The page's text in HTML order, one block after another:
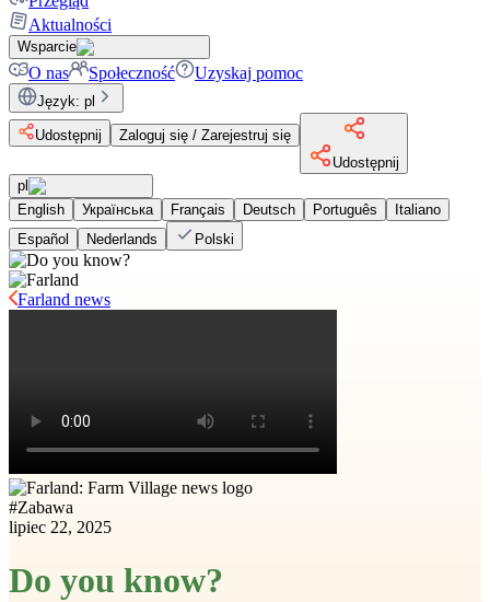
Aktualności
Wsparcie
O nas Społeczność Uzyskaj pomoc
Język: pl
Udostępnij
Zaloguj się / Zarejestruj się
Udostępnij
pl
English
Українська Français Deutsch Português
Italiano
Español
Nederlands Polski
Farland news
#Zabawa
lipiec 22, 2025
Do you know?